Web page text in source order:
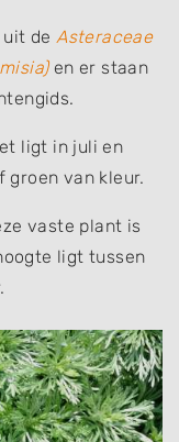
uit deAsteraceae
en er staan
ligt in juli en
groen van kleur.
vaste plant is
ligt tussen